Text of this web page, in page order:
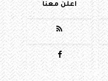
اعلن معنا

